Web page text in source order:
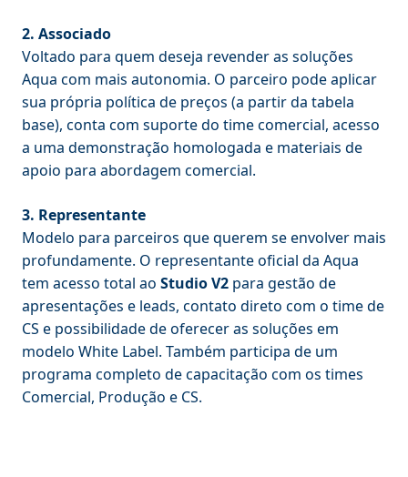
2. Associado
Voltado para quem deseja revender as soluções
Aqua com mais autonomia. O parceiro pode aplicar
sua própria política de preços (a partir da tabela
base), conta com suporte do time comercial, acesso
a uma demonstração homologada e materiais de
apoio para abordagem comercial.
3. Representante
Modelo para parceiros que querem se envolver mais
profundamente. O representante oficial da Aqua
tem acesso total ao Studio V2 para gestão de
apresentações e leads, contato direto com o time de
CS e possibilidade de oferecer as soluções em
modelo White Label. Também participa de um
programa completo de capacitação com os times
Comercial, Produção e CS.